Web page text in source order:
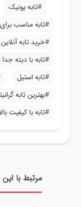
#تابه یونیک
#تابه مناسب
#خرید تابه آنلاین
#تابه با دیته
#تابه استیل
#بهترین تابه
#تابه با کیفیت
مرتبط با